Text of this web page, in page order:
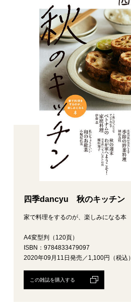
四季dancyu 秋のキッチン
家で料理をするのが、楽しみになる本
A4変型判（120頁）
ISBN：9784833479097
2020年09月11日発売／1,100円（税込）
この雑誌を購入する